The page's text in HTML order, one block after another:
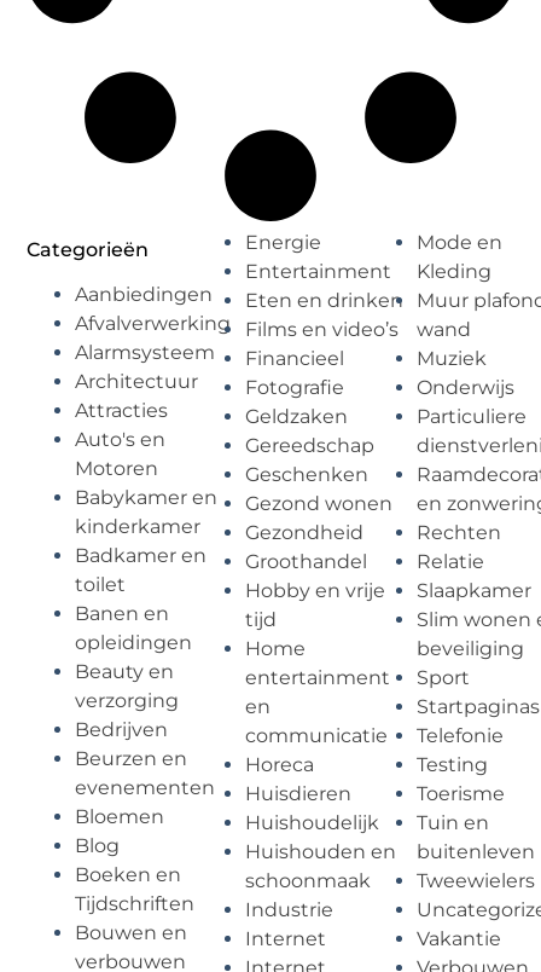
Categorieën
Aanbiedingen
Afvalverwerking
Alarmsysteem
Architectuur
Attracties
Auto's en
Motoren
Babykamer en
kinderkamer
Badkamer en
toilet
Banen en
opleidingen
Beauty en
verzorging
Bedrijven
Beurzen en
evenementen
Bloemen
Blog
Boeken en
Tijdschriften
Bouwen en
verbouwen
Energie
Entertainment
Eten en drinken
Films en video’s
Financieel
Fotografie
Geldzaken
Gereedschap
Geschenken
Gezond wonen
Gezondheid
Groothandel
Hobby en vrije
tijd
Home
entertainment
en
communicatie
Horeca
Huisdieren
Huishoudelijk
Huishouden en
schoonmaak
Industrie
Internet
Mode en
Kleding
Muur
wand
Muziek
Onderwijs
Particuliere
en
Rechten
Relatie
Slaapkamer
Slim wonen
beveiliging
Sport
Startpaginas
Telefonie
Testing
Toerisme
Tuin en
buitenleven
Tweewielers
Vakantie